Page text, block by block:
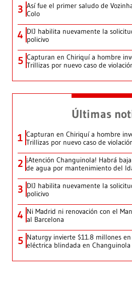
3 Así fue el primer saludo de
Colo
4 DIJ habilita nuevamente la
policivo
5 Capturan en Chiriquí a hombre
Trillizas por nuevo caso de
Últimas
1 Capturan en Chiriquí a hombre
Trillizas por nuevo caso de
2 ¡Atención Changuinola! Habrá
de agua por mantenimiento del
3 DIJ habilita nuevamente la
policivo
4 Ni Madrid ni renovación con el
al Barcelona
5 Naturgy invierte $11.8 millones
eléctrica blindada en Changuinola